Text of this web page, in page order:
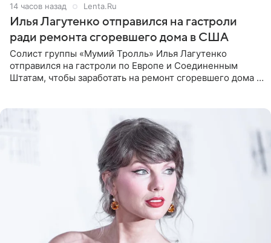
14 часов назад Lenta.Ru
Илья Лагутенко отправился на гастроли
ради ремонта сгоревшего дома в США
Солист группы «Мумий Тролль» Илья Лагутенко
отправился на гастроли по Европе и Соединенным
Штатам, чтобы заработать на ремонт сгоревшего дома в